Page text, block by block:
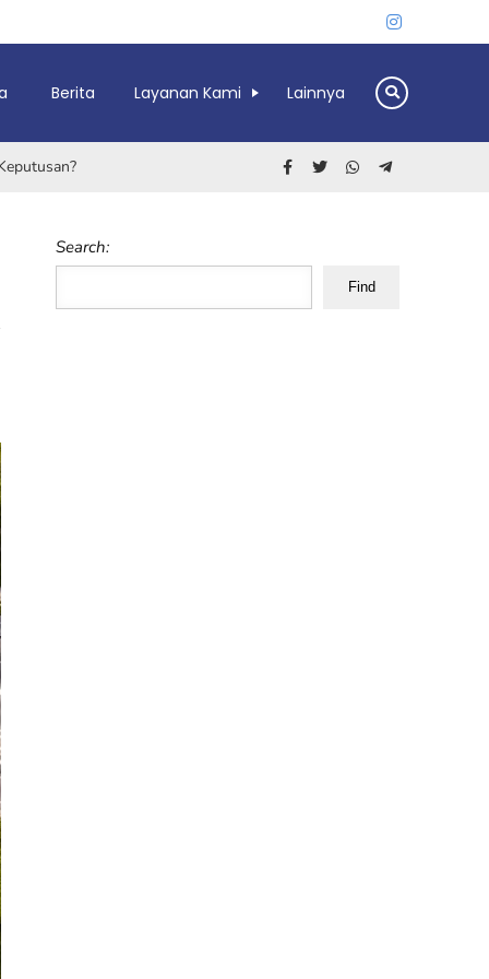
Berita Layanan Kami Lainnya
Search:
Find